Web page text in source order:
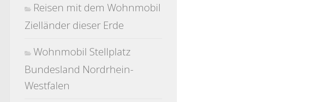
Reisen mit dem Wohnmobil
Zielländer dieser Erde
Wohnmobil Stellplatz
Bundesland Nordrhein-
Westfalen